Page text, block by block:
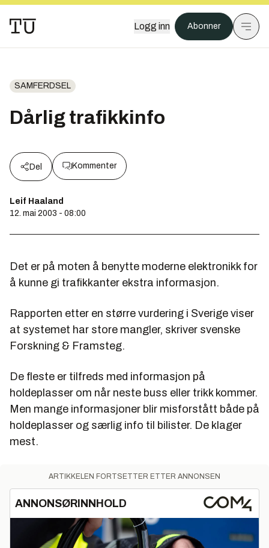
Logg inn Abonner
SAMFERDSEL
Dårlig trafikkinfo
Del Kommenter
Leif Haaland
12. mai 2003 - 08:00
Det er på moten å benytte moderne elektronikk for
å kunne gi trafikkanter ekstra informasjon.
Rapporten etter en større vurdering i Sverige viser
at systemet har store mangler, skriver svenske
Forskning & Framsteg.
De fleste er tilfreds med informasjon på
holdeplasser om når neste buss eller trikk kommer.
Men mange informasjoner blir misforstått både på
holdeplasser og særlig info til bilister. De klager
mest.
ARTIKKELEN FORTSETTER ETTER ANNONSEN
ANNONSØRINNHOLD